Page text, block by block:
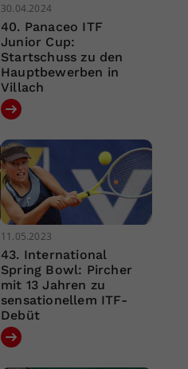
30.04.2024
40. Panaceo ITF
Junior Cup:
Startschuss zu den
Hauptbewerben in
Villach
11.05.2023
43. International
Spring Bowl: Pircher
mit 13 Jahren zu
sensationellem ITF-
Debüt